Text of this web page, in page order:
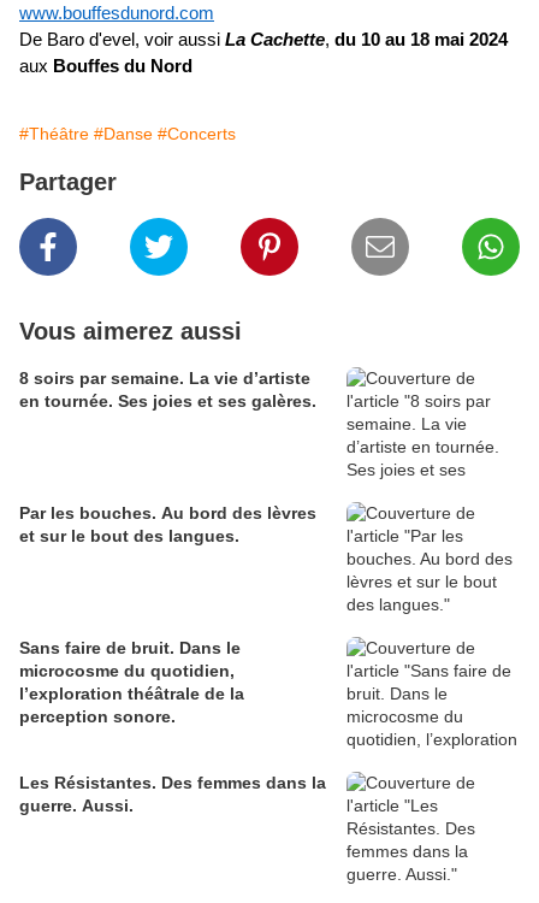
www.bouffesdunord.com
De Baro d'evel, voir aussi La Cachette, du 10 au 18 mai 2024
aux Bouffes du Nord
#Théâtre #Danse #Concerts
Partager
Vous aimerez aussi
8 soirs par semaine. La vie d’artiste
en tournée. Ses joies et ses galères.
Par les bouches. Au bord des lèvres
et sur le bout des langues.
Sans faire de bruit. Dans le
microcosme du quotidien,
l’exploration théâtrale de la
perception sonore.
Les Résistantes. Des femmes dans la
guerre. Aussi.